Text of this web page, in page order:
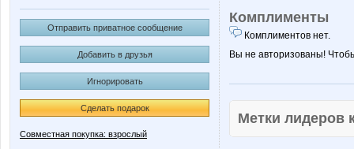
Отправить приватное сообщение
Добавить в друзья
Игнорировать
Сделать подарок
Совместная покупка: взрослый
Комплименты
Комплиментов нет.
Вы не авторизованы!
Метки